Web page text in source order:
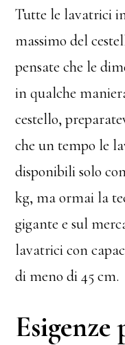
Tutte le lavatrici
massimo del
pensate che le
in qualche
cestello,
che un tempo le
disponibili solo
kg, ma ormai la
gigante e sul
lavatrici con
di meno di 45 cm.
Esigenze